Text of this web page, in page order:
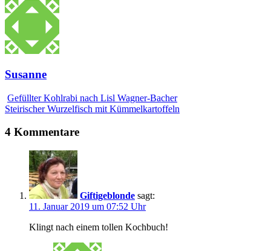
Susanne
Gefüllter Kohlrabi nach Lisl Wagner-Bacher
Steirischer Wurzelfisch mit Kümmelkartoffeln
4 Kommentare
Giftigeblonde sagt:
11. Januar 2019 um 07:52 Uhr
Klingt nach einem tollen Kochbuch!